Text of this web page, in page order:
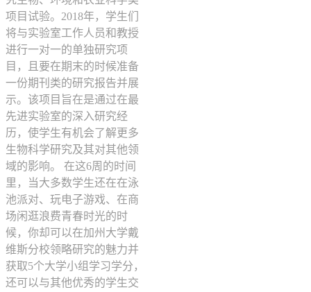
项目试验。2018年，学生们
将与实验室工作人员和教授
进行一对一的单独研究项
目，且要在期末的时候准备
一份期刊类的研究报告并展
示。该项目旨在是通过在最
先进实验室的深入研究经
历，使学生有机会了解更多
生物科学研究及其对其他领
域的影响。 在这6周的时间
里，当大多数学生还在在泳
池派对、玩电子游戏、在商
场闲逛浪费青春时光的时
候，你却可以在加州大学戴
维斯分校领略研究的魅力并
获取5个大学小组学习学分，
还可以与其他优秀的学生交